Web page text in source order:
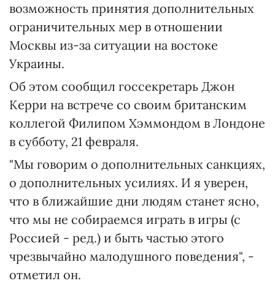
возможность принятия дополнительных
ограничительных мер в отношении
Москвы из-за ситуации на востоке
Украины.
Об этом сообщил госсекретарь Джон
Керри на встрече со своим британским
коллегой Филипом Хэммондом в Лондоне
в субботу, 21 февраля.
"Мы говорим о дополнительных санкциях,
о дополнительных усилиях. И я уверен,
что в ближайшие дни людям станет ясно,
что мы не собираемся играть в игры (с
Россией - ред.) и быть частью этого
чрезвычайно малодушного поведения", -
отметил он.